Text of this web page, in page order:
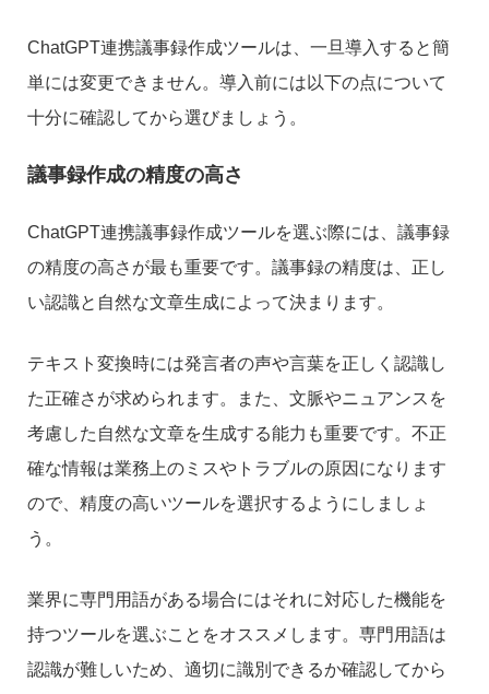
ChatGPT連携議事録作成ツールは、一旦導入すると簡
単には変更できません。導入前には以下の点について
十分に確認してから選びましょう。
議事録作成の精度の高さ
ChatGPT連携議事録作成ツールを選ぶ際には、議事録
の精度の高さが最も重要です。議事録の精度は、正し
い認識と自然な文章生成によって決まります。
テキスト変換時には発言者の声や言葉を正しく認識し
た正確さが求められます。また、文脈やニュアンスを
考慮した自然な文章を生成する能力も重要です。不正
確な情報は業務上のミスやトラブルの原因になります
ので、精度の高いツールを選択するようにしましょ
う。
業界に専門用語がある場合にはそれに対応した機能を
持つツールを選ぶことをオススメします。専門用語は
認識が難しいため、適切に識別できるか確認してから